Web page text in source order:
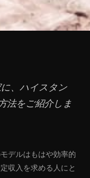
、ハイスタン
法をご紹介しま
デルはもはや効率的
収入を求める人にと